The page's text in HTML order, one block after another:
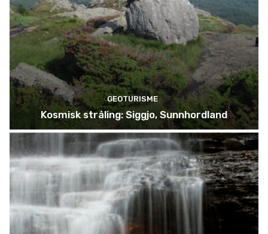
GEOTURISME
Kosmisk stråling: Siggjo, Sunnhordland